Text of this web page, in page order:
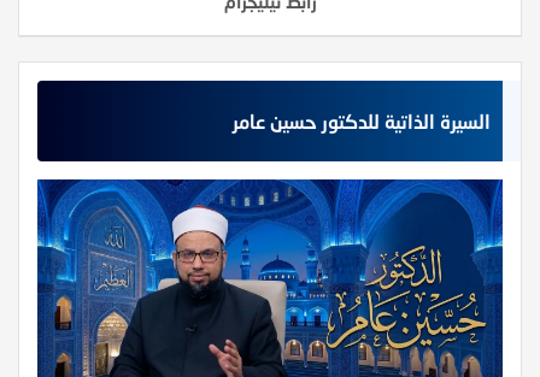
السيرة الذاتية للدكتور حسين عامر